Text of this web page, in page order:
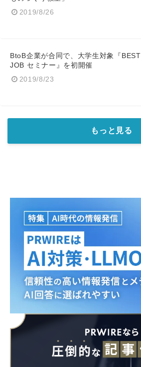
2019/8/26
BtoB企業が合同で、大学生対象『BEST
JOB セミナー』を初開催
2019/8/23
もっと見る